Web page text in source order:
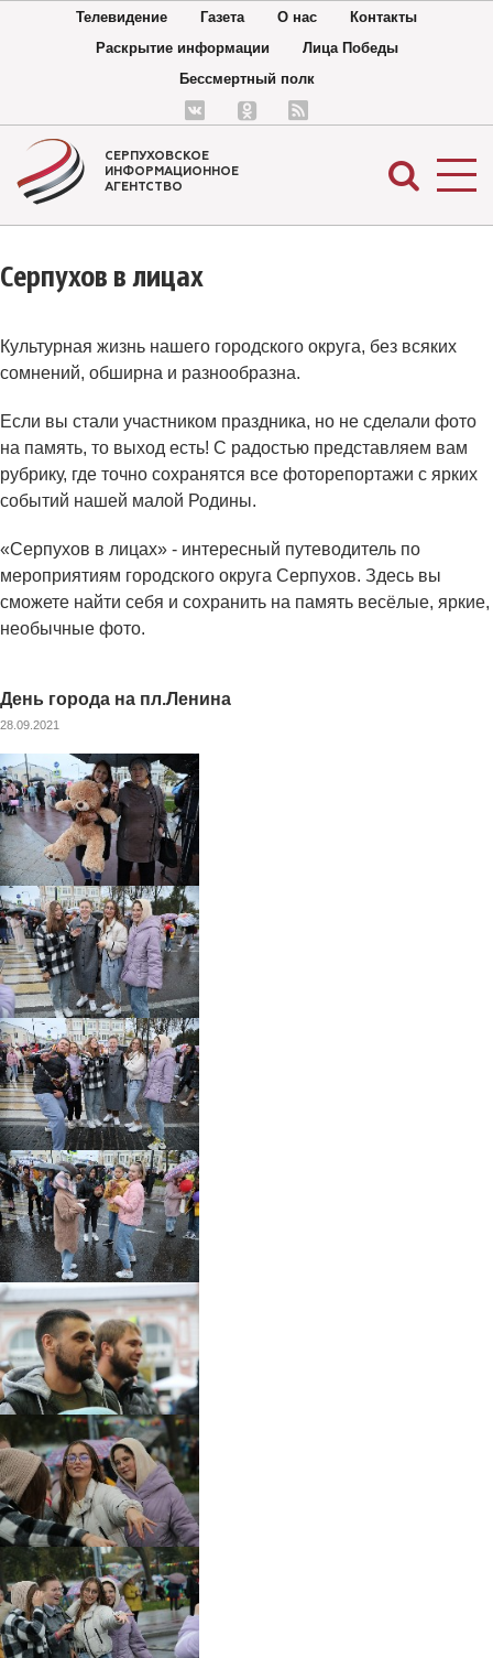
Телевидение Газета О нас
Контакты
Раскрытие информации
Лица Победы
Бессмертный полк
СЕРПУХОВСКОЕ
ИНФОРМАЦИОННОЕ
АГЕНТСТВО
Серпухов в лицах
Культурная жизнь нашего городского округа, без всяких
сомнений, обширна и разнообразна.
Если вы стали участником праздника, но не сделали фото
на память, то выход есть! С радостью представляем вам
рубрику, где точно сохранятся все фоторепортажи с ярких
событий нашей малой Родины.
«Серпухов в лицах» - интересный путеводитель по
мероприятиям городского округа Серпухов. Здесь вы
сможете найти себя и сохранить на память весёлые, яркие,
необычные фото.
День города на пл.Ленина
28.09.2021